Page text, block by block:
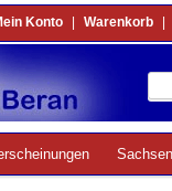
Konto Warenkorb